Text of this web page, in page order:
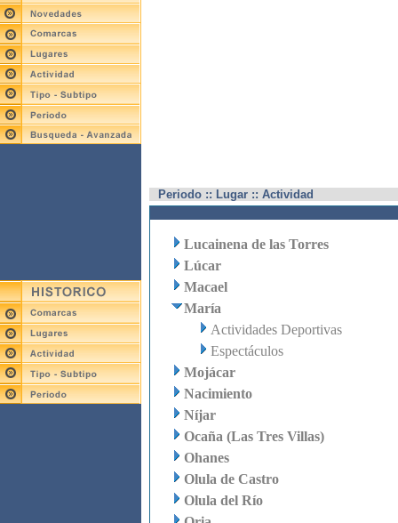
Periodo :: Lugar :: Actividad
Lucainena de las Torres
Lúcar
Macael
María
Actividades Deportivas
Espectáculos
Mojácar
Nacimiento
Níjar
Ocaña (Las Tres Villas)
Ohanes
Olula de Castro
Olula del Río